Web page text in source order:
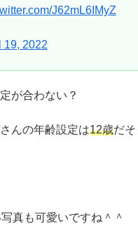
J62mL6IMyZ
19, 2022
が合わない？
んの年齢設定は12歳だ
真も可愛いですね＾＾